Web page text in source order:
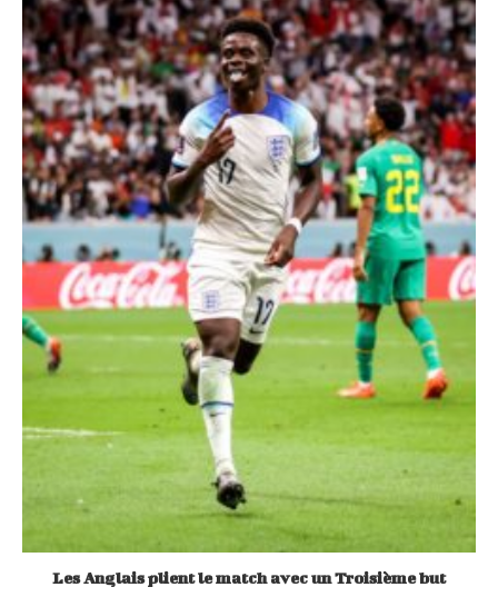
Les Anglais plient le match avec un Troisième but